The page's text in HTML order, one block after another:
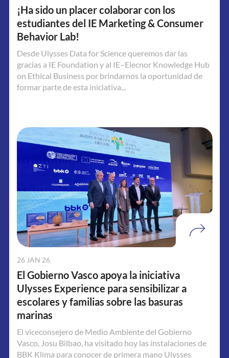
¡Ha sido un placer colaborar con los
estudiantes del IE Marketing & Consumer
Behavior Lab!
Desde Ulysses Data for Science queremos dar las
gracias a IE Foundation y al IE–Elecnor Knowledge Hub
on Ethical Business por brindarnos la oportunidad de
formar parte de esta iniciativa...
26 JAN 26
El Gobierno Vasco apoya la iniciativa
Ulysses Experience para sensibilizar a
escolares y familias sobre las basuras
marinas
El viceconsejero de Medio Ambiente del Gobierno
Vasco, Josu Bilbao, ha visitado hoy las instalaciones de
BBK Klima para conocer de primera mano Ulysses